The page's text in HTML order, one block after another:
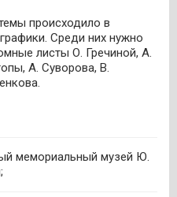
происходило в
Среди них нужно
листы О. Гречиной, А.
А. Суворова, В.
мемориальный музей Ю.